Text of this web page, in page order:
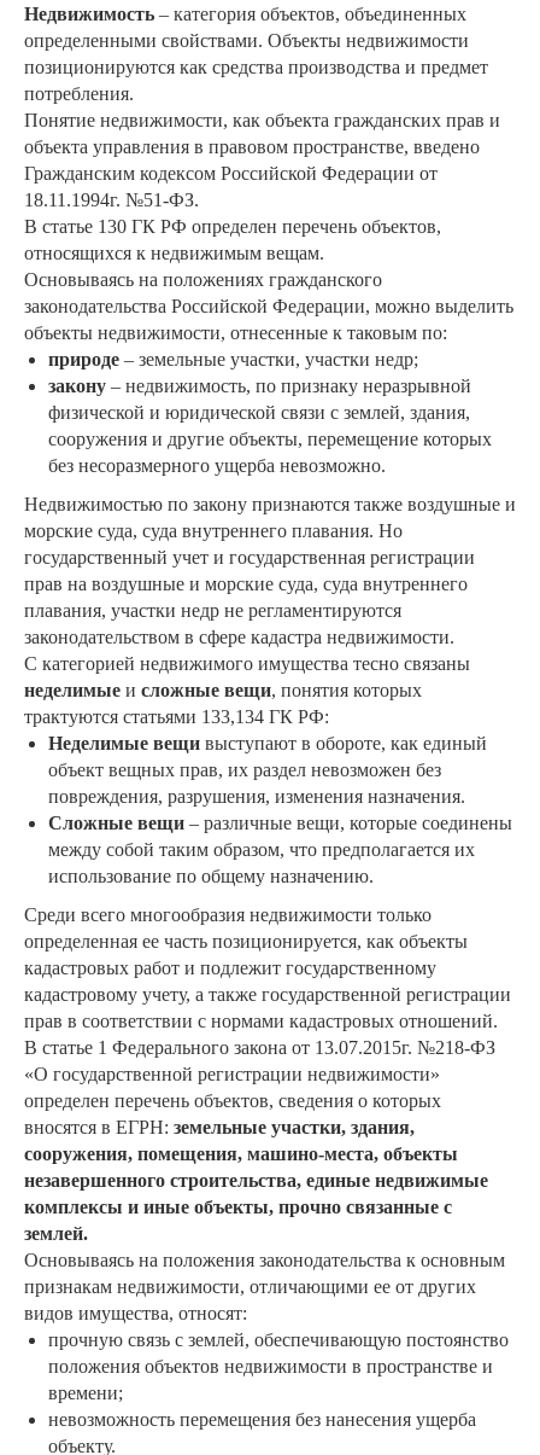
Недвижимость – категория объектов, объединенных
определенными свойствами. Объекты недвижимости
позиционируются как средства производства и предмет
потребления.
Понятие недвижимости, как объекта гражданских прав и
объекта управления в правовом пространстве, введено
Гражданским кодексом Российской Федерации от
18.11.1994г. №51-ФЗ.
В статье 130 ГК РФ определен перечень объектов,
относящихся к недвижимым вещам.
Основываясь на положениях гражданского
законодательства Российской Федерации, можно выделить
объекты недвижимости, отнесенные к таковым по:
природе – земельные участки, участки недр;
закону – недвижимость, по признаку неразрывной
физической и юридической связи с землей, здания,
сооружения и другие объекты, перемещение которых
без несоразмерного ущерба невозможно.
Недвижимостью по закону признаются также воздушные и
морские суда, суда внутреннего плавания. Но
государственный учет и государственная регистрации
прав на воздушные и морские суда, суда внутреннего
плавания, участки недр не регламентируются
законодательством в сфере кадастра недвижимости.
С категорией недвижимого имущества тесно связаны
неделимые и сложные вещи, понятия которых
трактуются статьями 133,134 ГК РФ:
Неделимые вещи выступают в обороте, как единый
объект вещных прав, их раздел невозможен без
повреждения, разрушения, изменения назначения.
Сложные вещи – различные вещи, которые соединены
между собой таким образом, что предполагается их
использование по общему назначению.
Среди всего многообразия недвижимости только
определенная ее часть позиционируется, как объекты
кадастровых работ и подлежит государственному
кадастровому учету, а также государственной регистрации
прав в соответствии с нормами кадастровых отношений.
В статье 1 Федерального закона от 13.07.2015г. №218-ФЗ
«О государственной регистрации недвижимости»
определен перечень объектов, сведения о которых
вносятся в ЕГРН: земельные участки, здания,
сооружения, помещения, машино-места, объекты
незавершенного строительства, единые недвижимые
комплексы и иные объекты, прочно связанные с
землей.
Основываясь на положения законодательства к основным
признакам недвижимости, отличающими ее от других
видов имущества, относят:
прочную связь с землей, обеспечивающую постоянство
положения объектов недвижимости в пространстве и
времени;
невозможность перемещения без нанесения ущерба
объекту.